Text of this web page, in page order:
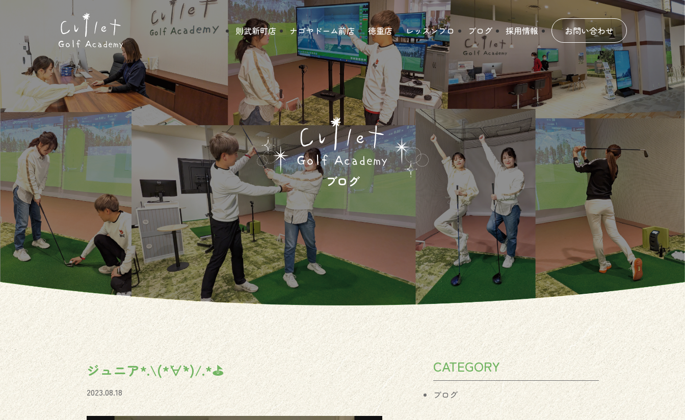
則武新町店 ナゴヤドーム前店 徳重店 レッスンプロ ブログ 採用情報 お問い合わせ
ブログ
ジュニア*.\(*´∀`*)/.*⛳️
2023.08.18
CATEGORY
ブログ